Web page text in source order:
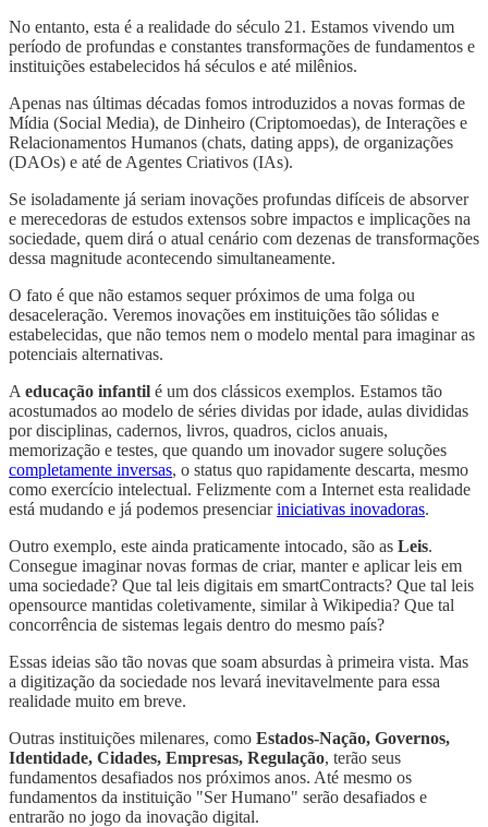
No entanto, esta é a realidade do século 21. Estamos vivendo um
período de profundas e constantes transformações de fundamentos e
instituições estabelecidos há séculos e até milênios.
Apenas nas últimas décadas fomos introduzidos a novas formas de
Mídia (Social Media), de Dinheiro (Criptomoedas), de Interações e
Relacionamentos Humanos (chats, dating apps), de organizações
(DAOs) e até de Agentes Criativos (IAs).
Se isoladamente já seriam inovações profundas difíceis de absorver
e merecedoras de estudos extensos sobre impactos e implicações na
sociedade, quem dirá o atual cenário com dezenas de transformações
dessa magnitude acontecendo simultaneamente.
O fato é que não estamos sequer próximos de uma folga ou
desaceleração. Veremos inovações em instituições tão sólidas e
estabelecidas, que não temos nem o modelo mental para imaginar as
potenciais alternativas.
A educação infantil é um dos clássicos exemplos. Estamos tão
acostumados ao modelo de séries dividas por idade, aulas divididas
por disciplinas, cadernos, livros, quadros, ciclos anuais,
memorização e testes, que quando um inovador sugere soluções
completamente inversas, o status quo rapidamente descarta, mesmo
como exercício intelectual. Felizmente com a Internet esta realidade
está mudando e já podemos presenciariniciativas inovadoras.
Outro exemplo, este ainda praticamente intocado, são as Leis.
Consegue imaginar novas formas de criar, manter e aplicar leis em
uma sociedade? Que tal leis digitais em smartContracts? Que tal leis
opensource mantidas coletivamente, similar à Wikipedia? Que tal
concorrência de sistemas legais dentro do mesmo país?
Essas ideias são tão novas que soam absurdas à primeira vista. Mas
a digitização da sociedade nos levará inevitavelmente para essa
realidade muito em breve.
Outras instituições milenares, como Estados-Nação, Governos,
Identidade, Cidades, Empresas, Regulação, terão seus
fundamentos desafiados nos próximos anos. Até mesmo os
fundamentos da instituição "Ser Humano" serão desafiados e
entrarão no jogo da inovação digital.